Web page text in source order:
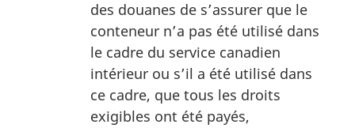
des douanes de s’assurer que le
conteneur n’a pas été utilisé dans
le cadre du service canadien
intérieur ou s’il a été utilisé dans
ce cadre, que tous les droits
exigibles ont été payés,